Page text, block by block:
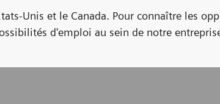
Unis et le Canada. Pour connaître les
d'emploi au sein de notre